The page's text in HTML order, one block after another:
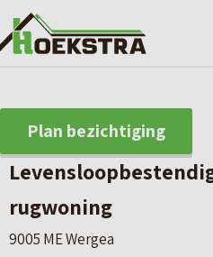
Plan bezichtiging
rugwoning
9005 ME Wergea